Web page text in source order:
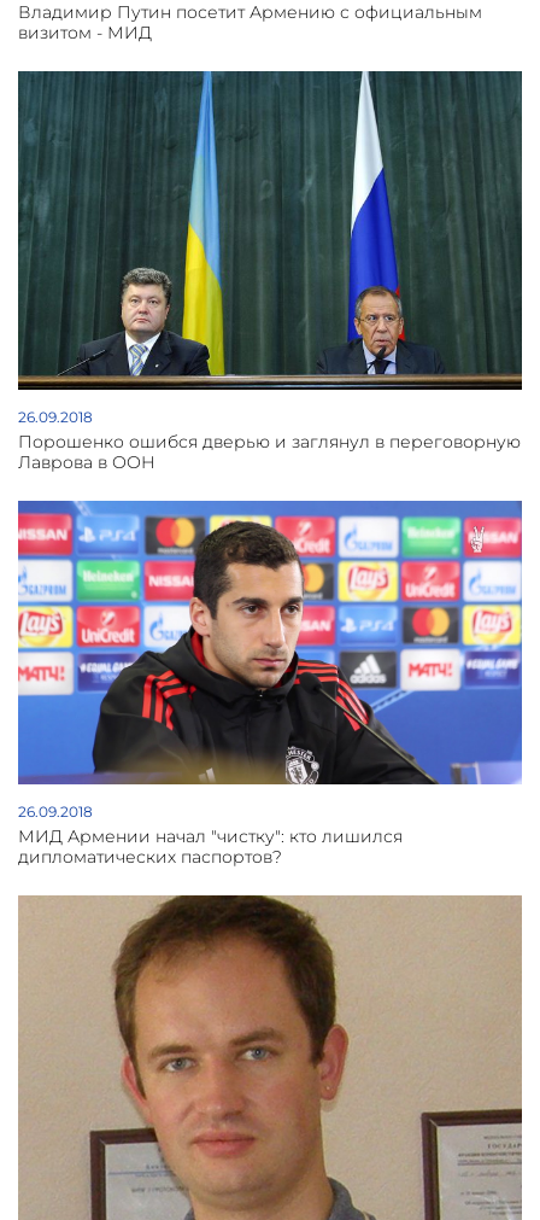
Владимир Путин посетит Армению с официальным
визитом - МИД
26.09.2018
Порошенко ошибся дверью и заглянул в переговорную
Лаврова в ООН
26.09.2018
МИД Армении начал "чистку": кто лишился
дипломатических паспортов?